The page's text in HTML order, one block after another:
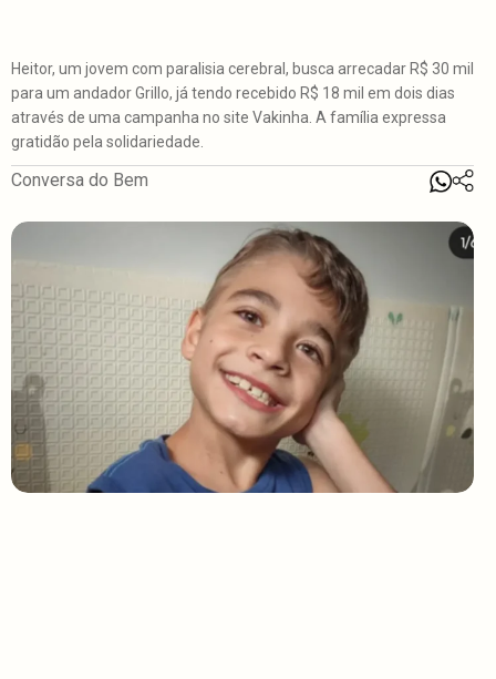
Heitor, um jovem com paralisia cerebral, busca arrecadar R$ 30 mil
para um andador Grillo, já tendo recebido R$ 18 mil em dois dias
através de uma campanha no site Vakinha. A família expressa
gratidão pela solidariedade.
Conversa do Bem